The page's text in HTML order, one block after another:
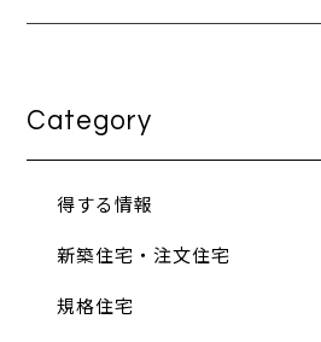
Category
得する情報
新築住宅・注文住宅
規格住宅